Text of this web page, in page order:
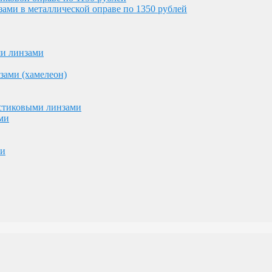
линзами
и 7000 рублей
в металлической оправе по 1350 рублей
линзами
(хамелеон)
линзами